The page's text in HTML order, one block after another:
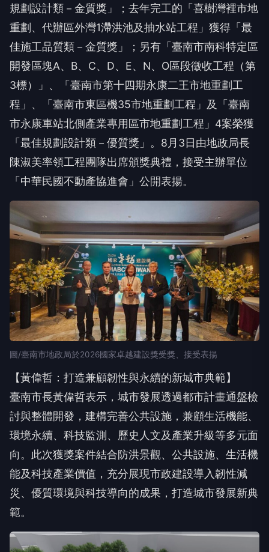
規劃設計類－金質獎」；去年完工的「喜樹灣裡市地
重劃、代辦區外灣1滯洪池及抽水站工程」獲得「最
佳施工品質類－金質獎」；另有「臺南市南科特定區
開發區塊A、B、C、D、E、N、O區段徵收工程（第
3標）」、「臺南市第十四期永康二王市地重劃工
程」、「臺南市東區機35市地重劃工程」及「臺南
市永康車站北側產業專用區市地重劃工程」4案榮獲
「最佳規劃設計類－優質獎」。8月3日由地政局長
陳淑美率領工程團隊出席頒獎典禮，接受主辦單位
「中華民國不動產協進會」公開表揚。
圖/臺南市地政局於2026國家卓越建設獎受獎、接受表揚
【黃偉哲：打造兼顧韌性與永續的新城市典範】
臺南市長黃偉哲表示，城市發展透過都市計畫通盤檢
討與整體開發，建構完善公共設施，兼顧生活機能、
環境永續、科技監測、歷史人文及產業升級等多元面
向。此次獲獎案件結合防洪景觀、公共設施、生活機
能及科技產業價值，充分展現市政建設導入韌性減
災、優質環境與科技導向的成果，打造城市發展新典
範。